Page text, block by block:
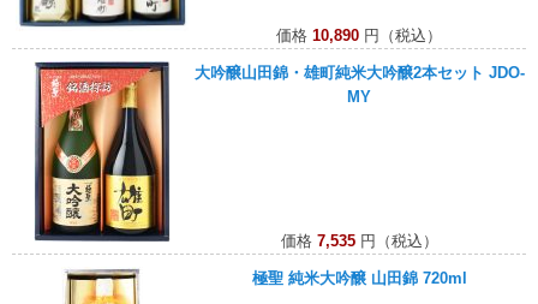
価格 10,890 円（税込）
大吟醸山田錦・雄町純米大吟醸2本セット JDO-
MY
価格 7,535円（税込）
極聖 純米大吟醸 山田錦 720ml